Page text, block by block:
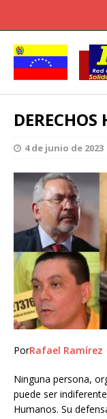
4 de junio de 2023
PorRafael Ramírez
Ninguna persona,
puede ser
Humanos. Su